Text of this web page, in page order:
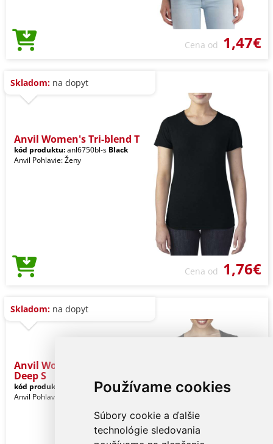
Používame cookies
Súbory cookie a ďalšie
technológie sledovania
Cena od 1,47€
Skladom: na dopyt
Anvil Women's Tri-blend T
kód produktu:anl6750bl-s Black
Anvil Pohlavie: Ženy
Cena od 1,76€
Skladom: na dopyt
Anvil Women’s Tri-blend
Deep S
kód produktu: anL6756bl-sBlack
Anvil Pohlavie: Ženy